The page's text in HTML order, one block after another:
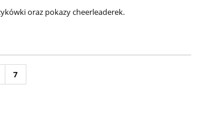
oraz pokazy cheerleaderek.
7